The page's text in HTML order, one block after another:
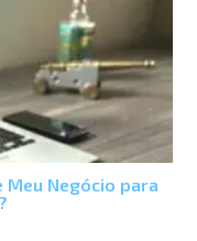
Meu Negócio para